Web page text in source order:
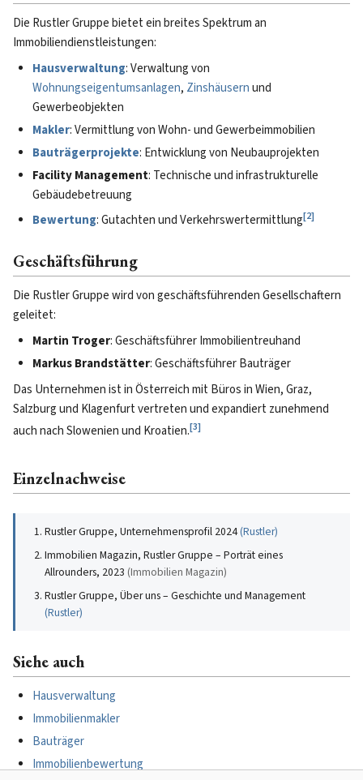
Die Rustler Gruppe bietet ein breites Spektrum an
Immobiliendienstleistungen:
Hausverwaltung: Verwaltung von
Wohnungseigentumsanlagen, Zinshäusernund
Gewerbeobjekten
Makler: Vermittlung von Wohn- und Gewerbeimmobilien
Bauträgerprojekte: Entwicklung von Neubauprojekten
Facility Management: Technische und infrastrukturelle
Gebäudebetreuung
Bewertung: Gutachten und Verkehrswertermittlung[2]
Geschäftsführung
Die Rustler Gruppe wird von geschäftsführenden Gesellschaftern
geleitet:
Martin Troger: Geschäftsführer Immobilientreuhand
Markus Brandstätter: Geschäftsführer Bauträger
Das Unternehmen ist in Österreich mit Büros in Wien, Graz,
Salzburg und Klagenfurt vertreten und expandiert zunehmend
auch nach Slowenien und Kroatien.[3]
Einzelnachweise
Rustler Gruppe, Unternehmensprofil 2024(Rustler)
Immobilien Magazin, Rustler Gruppe – Porträt eines
Allrounders, 2023 (Immobilien Magazin)
Rustler Gruppe, Über uns – Geschichte und Management
(Rustler)
Siehe auch
Hausverwaltung
Immobilienmakler
Bauträger
Immobilienbewertung